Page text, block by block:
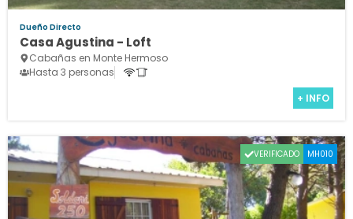
Dueño Directo
Casa Agustina - Loft
Cabañas en Monte Hermoso
Hasta 3 personas
+ INFO
VERIFICADO MH010